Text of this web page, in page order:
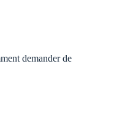
demander de